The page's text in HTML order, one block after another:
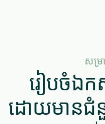
សម្
រៀបចំឯក
ដោយមាន